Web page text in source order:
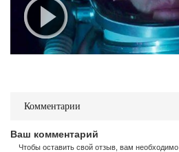
Комментарии
Ваш комментарий
Чтобы оставить свой отзыв, вам необходимо